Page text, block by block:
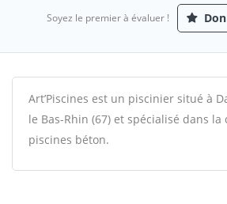
Soyez le premier à évaluer !
Art’Piscines est un piscinier situé à
le Bas-Rhin (67) et spécialisé dans
piscines béton.